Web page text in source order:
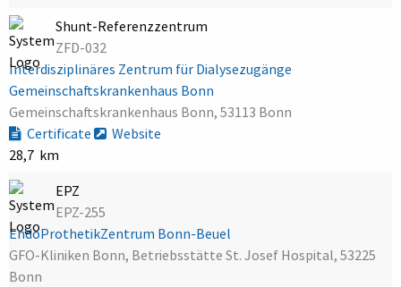
Shunt-Referenzzentrum
ZFD-032
Interdisziplinäres Zentrum für Dialysezugänge
Gemeinschaftskrankenhaus Bonn
Gemeinschaftskrankenhaus Bonn, 53113 Bonn
Certificate
Website
28,7 km
EPZ
EPZ-255
EndoProthetikZentrum Bonn-Beuel
GFO-Kliniken Bonn, Betriebsstätte St. Josef Hospital, 53225
Bonn